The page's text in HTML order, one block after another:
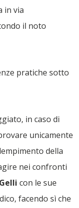
in via
il noto
pratiche sotto
in caso di
unicamente
della
nei confronti
con le sue
facendo sì che